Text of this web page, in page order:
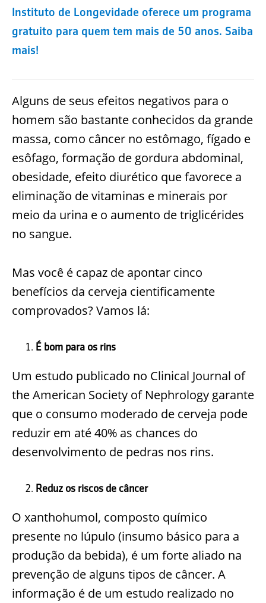
Instituto de Longevidade oferece um programa
gratuito para quem tem mais de 50 anos. Saiba
mais!
Alguns de seus efeitos negativos para o
homem são bastante conhecidos da grande
massa, como câncer no estômago, fígado e
esôfago, formação de gordura abdominal,
obesidade, efeito diurético que favorece a
eliminação de vitaminas e minerais por
meio da urina e o aumento de triglicérides
no sangue.
Mas você é capaz de apontar cinco
benefícios da cerveja cientificamente
comprovados? Vamos lá:
É bom para os rins
Um estudo publicado no Clinical Journal of
the American Society of Nephrology garante
que o consumo moderado de cerveja pode
reduzir em até 40% as chances do
desenvolvimento de pedras nos rins.
Reduz os riscos de câncer
O xanthohumol, composto químico
presente no lúpulo (insumo básico para a
produção da bebida), é um forte aliado na
prevenção de alguns tipos de câncer. A
informação é de um estudo realizado no